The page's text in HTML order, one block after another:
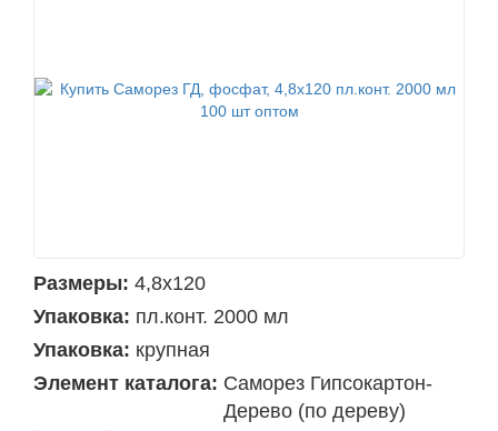
Размеры: 4,8х120
Упаковка: пл.конт. 2000 мл
Упаковка: крупная
Элемент каталога: Саморез Гипсокартон-
Дерево (по дереву)